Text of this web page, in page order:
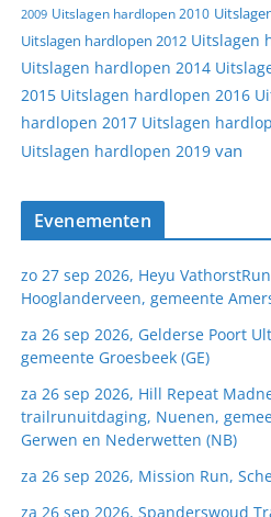
2009 Uitslagen hardlopen 2010
Uitslagen hardlopen 2012 Uitslagen
Uitslagen hardlopen 2014
2015 Uitslagen hardlopen 2016
hardlopen 2017 Uitslagen
Uitslagen hardlopen 2019 van
Evenementen
zo 27 sep 2026, Heyu
Hooglanderveen, gemeente
za 26 sep 2026, Gelderse Poort
gemeente Groesbeek (GE)
za 26 sep 2026, Hill Repeat
trailrunuitdaging, Nuenen,
Gerwen en Nederwetten (NB)
za 26 sep 2026, Mission Run,
za 26 sep 2026, Spanderswoud